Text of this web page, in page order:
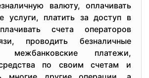
валюту, оплачивать
услуги, платить за доступ в
счета операторов
проводить безналичные
платежи,
по своим счетам и